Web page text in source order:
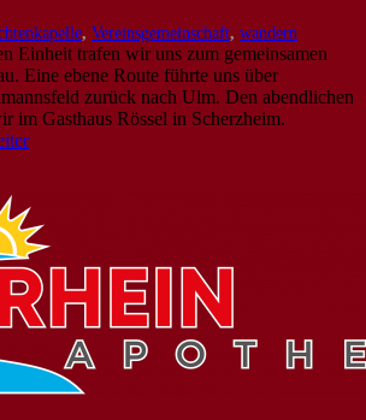
, Vereinsgemeinschaft, wandern
Einheit trafen wir uns zum gemeinsamen
Eine ebene Route führte uns über
zurück nach Ulm. Den abendlichen
im Gasthaus Rössel in Scherzheim.